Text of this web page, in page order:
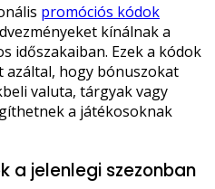
promóciós kódok
kínálnak a
időszakaiban. Ezek a kódok
hogy bónuszokat
valuta, tárgyak vagy
a játékosoknak
a jelenlegi szezonban